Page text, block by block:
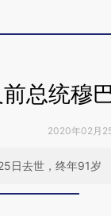
总统穆
2020年02月
日去世，终年91岁